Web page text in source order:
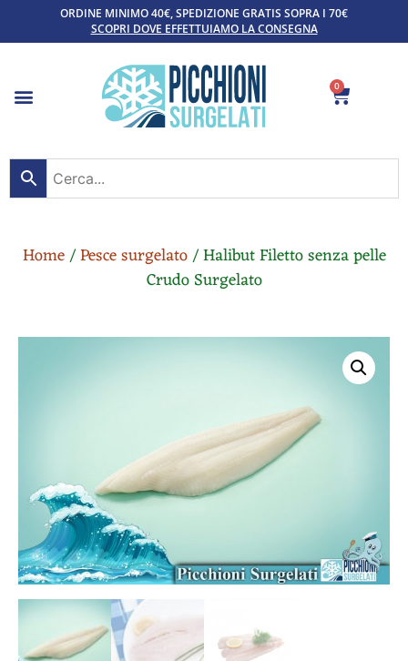
ORDINE MINIMO 40€, SPEDIZIONE GRATIS SOPRA I 70€
SCOPRI DOVE EFFETTUIAMO LA CONSEGNA
0
Home/Pesce surgelato/ Halibut Filetto senza pelle
Crudo Surgelato